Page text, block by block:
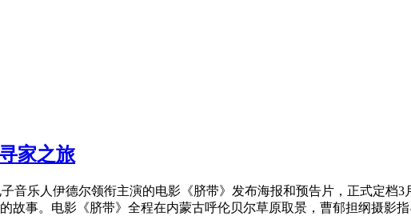
家之旅
乐人伊德尔领衔主演的电影《脐带》发布海报和预告片，正式定档3
故事。电影《脐带》全程在内蒙古呼伦贝尔草原取景，曹郁担纲摄影